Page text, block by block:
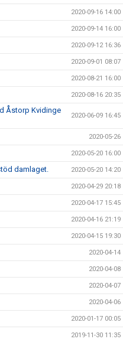
2020-09-16 14:00
2020-09-14 16:00
2020-09-12 16:36
2020-09-01 08:07
2020-08-21 16:00
2020-08-16 20:35
Åstorp Kvidinge
2020-06-09 16:45
2020-05-26
2020-05-20 16:00
damlaget. 2020-05-20 14:20
2020-04-29 20:18
2020-04-17 15:45
2020-04-16 21:19
2020-04-15 19:30
2020-04-14
2020-04-08
2020-04-07
2020-04-06
2020-01-17 00:05
2019-11-30 11:35